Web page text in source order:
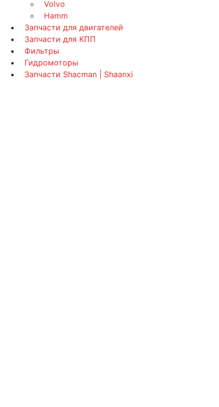
Volvo
Hamm
Запчасти для двигателей
Запчасти для КПП
Фильтры
Гидромоторы
Запчасти Shacman | Shaanxi